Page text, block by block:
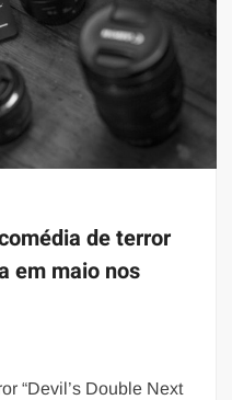
de terror
em maio nos
“Devil’s Double Next